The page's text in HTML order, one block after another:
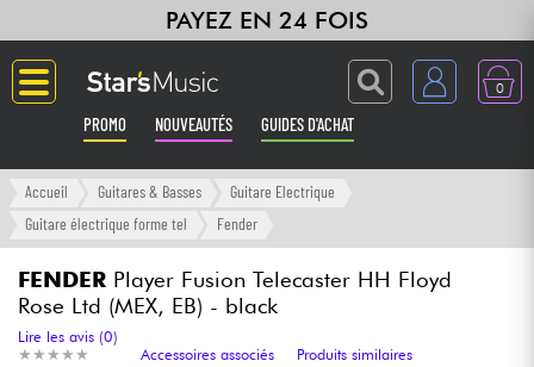
PAYEZ EN 24 FOIS
0
PROMO NOUVEAUTÉS GUIDES D'ACHAT
Langue
Amplis & Effets
Accueil Guitares & Basses
Guitare Electrique
Guitare électrique forme tel
Fender
FENDER Player Fusion Telecaster HH Floyd
Rose Ltd (MEX, EB) - black
★ ★ ★ ★ ★
★ ★ ★ ★ ★
Lire les avis (0)
Accessoires associés
Produits similaires